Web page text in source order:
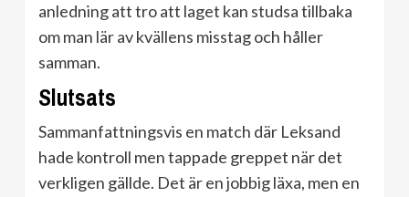
anledning att tro att laget kan studsa tillbaka
om man lär av kvällens misstag och håller
samman.
Slutsats
Sammanfattningsvis en match där Leksand
hade kontroll men tappade greppet när det
verkligen gällde. Det är en jobbig läxa, men en